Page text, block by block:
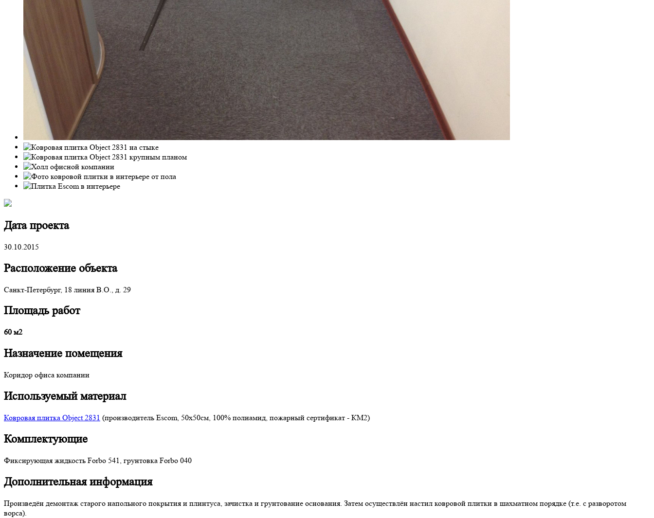
Дата проекта
30.10.2015
Расположение объекта
Санкт-Петербург, 18 линия В.О., д. 29
Площадь работ
60 м2
Назначение помещения
Коридор офиса компании
Используемый материал
Ковровая плитка Object 2831 (производитель Escom, 50x50см, 100% полиамид, пожарный сертификат - КМ2)
Комплектующие
Фиксирующая жидкость Forbo 541, грунтовка Forbo 040
Дополнительная информация
Произведён демонтаж старого напольного покрытия и плинтуса, зачистка и грунтование основания. Затем осуществлён настил ковровой плитки в шахматном порядке (т.е. с разворотом
ворса).